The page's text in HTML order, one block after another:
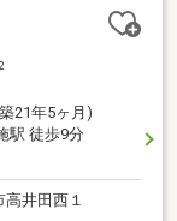
、生活スタイル
2
21年5ヶ月)
駅 徒歩9分
高井田西１